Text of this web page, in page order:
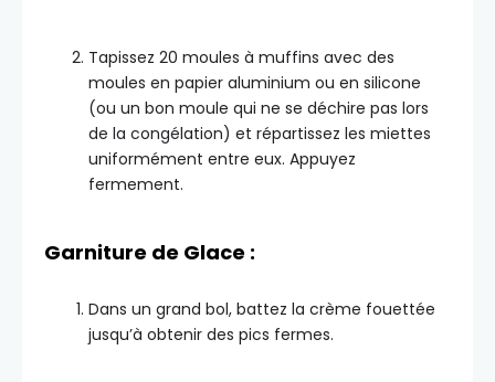
Tapissez 20 moules à muffins avec des
moules en papier aluminium ou en silicone
(ou un bon moule qui ne se déchire pas lors
de la congélation) et répartissez les miettes
uniformément entre eux. Appuyez
fermement.
Garniture de Glace :
Dans un grand bol, battez la crème fouettée
jusqu’à obtenir des pics fermes.